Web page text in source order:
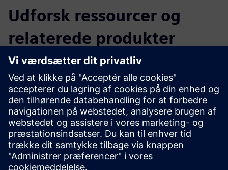
Udforsk ressourcer og
relaterede produkter
Yderligere oplysninger og
ressourcer
04 Idriftsættelse WLAN.pdf
Forudsætninger